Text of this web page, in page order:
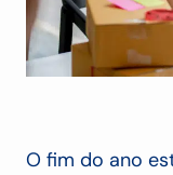
O fim do ano